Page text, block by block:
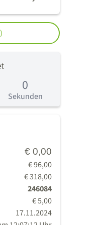
0
Sekunden
€ 0,00
€ 96,00
€ 318,00
246084
€ 5,00
17.11.2024